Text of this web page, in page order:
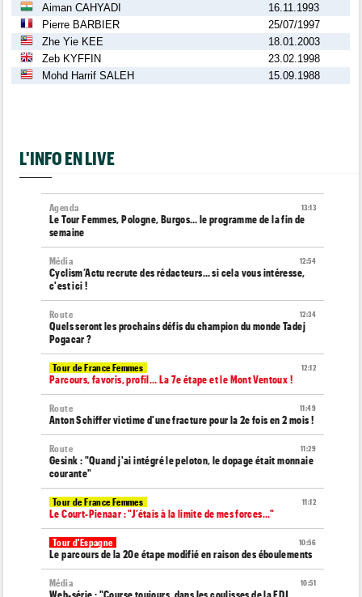
Aiman CAHYADI
16.11.1993
Pierre BARBIER
25/07/1997
Zhe Yie KEE
18.01.2003
Zeb KYFFIN
23.02.1998
Mohd Harrif SALEH
15.09.1988
L'INFO EN LIVE
13:13
Agenda
Le Tour Femmes, Pologne, Burgos… le programme de la fin de
semaine
12:54
Média
Cyclism’Actu recrute des rédacteurs… si cela vous intéresse,
c'est ici !
12:34
Route
Quels seront les prochains défis du champion du monde Tadej
Pogacar ?
12:12
Tour de France Femmes
Parcours, favoris, profil… La 7e étape et le Mont Ventoux !
11:49
Route
Anton Schiffer victime d'une fracture pour la 2e fois en 2 mois !
11:29
Route
Gesink : "Quand j'ai intégré le peloton, le dopage était monnaie
courante"
11:12
Tour de France Femmes
Le Court-Pienaar : "J’étais à la limite de mes forces..."
10:56
Tour d'Espagne
Le parcours de la 20e étape modifié en raison des éboulements
10:51
Média